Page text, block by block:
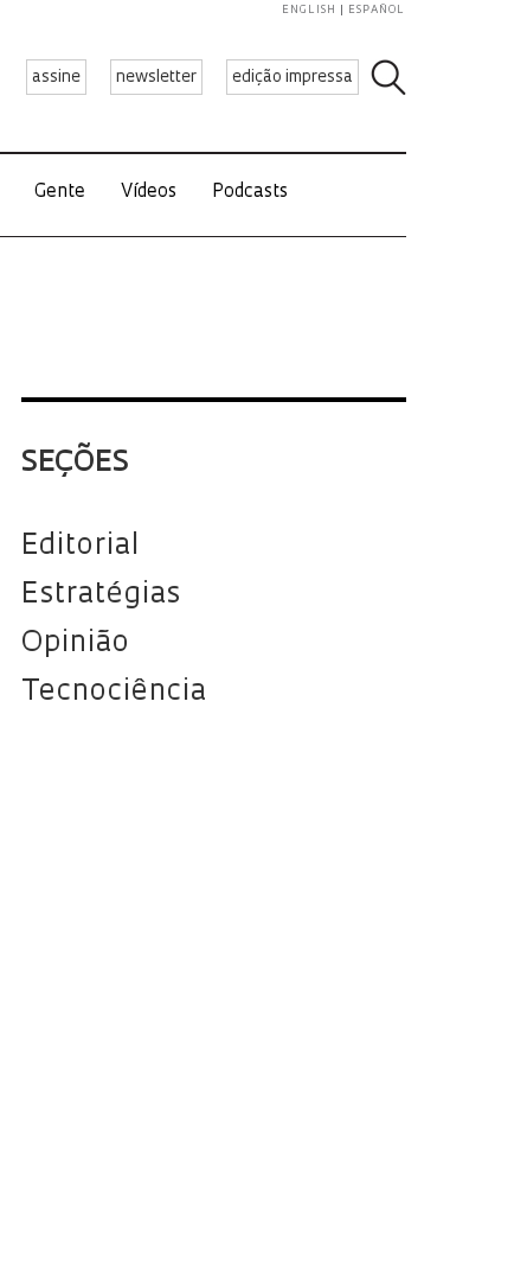
assine newsletter edição impressa
ENGLISH ESPAÑOL
Gente Vídeos Podcasts
SEÇÕES
Editorial
Estratégias
Opinião
Tecnociência